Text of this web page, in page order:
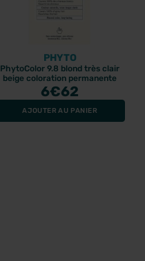
PHYTO
PhytoColor 9.8 blond très clair
beige coloration permanente
6€62
AJOUTER AU PANIER